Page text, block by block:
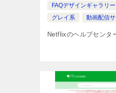
FAQデザインギャラリー
グレイ系
動画配信
Netflixのヘルプセンタ